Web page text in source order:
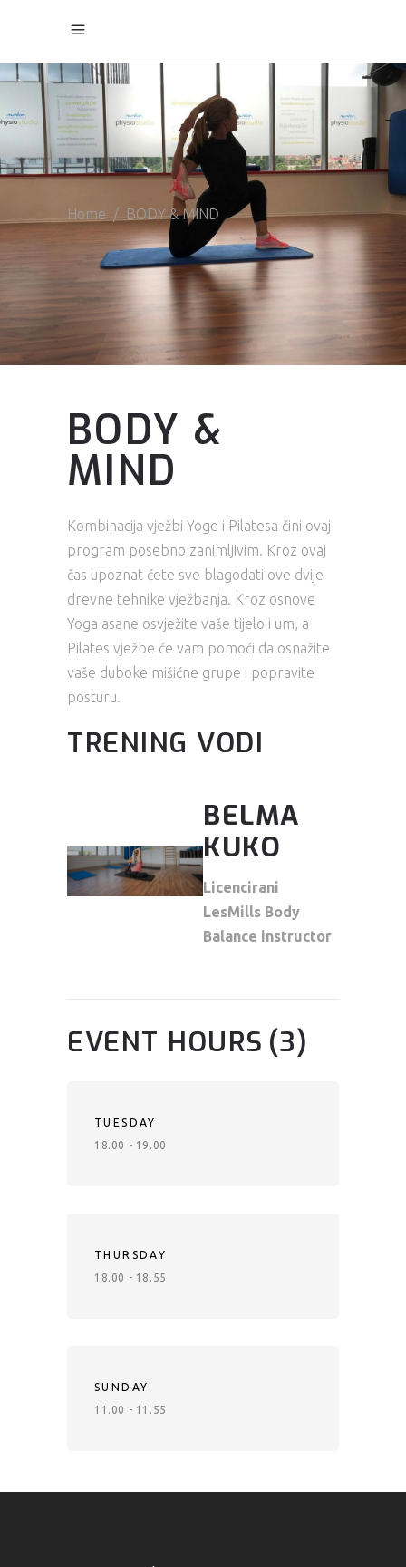
Home / BODY & MIND
BODY &
MIND
Kombinacija vježbi Yoge i Pilatesa čini ovaj
program posebno zanimljivim. Kroz ovaj
čas upoznat ćete sve blagodati ove dvije
drevne tehnike vježbanja. Kroz osnove
Yoga asane osvježite vaše tijelo i um, a
Pilates vježbe će vam pomoći da osnažite
vaše duboke mišićne grupe i popravite
posturu.
TRENING VODI
BELMA
KUKO
Licencirani
LesMills Body
Balance instructor
EVENT HOURS (3)
TUESDAY
18.00 - 19.00
THURSDAY
18.00 - 18.55
SUNDAY
11.00 - 11.55